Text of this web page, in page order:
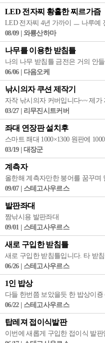
LED 전자찌 황홀한 찌르가즘
LED 전자찌 4년 가까이 ㅡ 나루예
08/09 | 와룡산하마
나무를 이용한 받침틀
나의 나무 받침틀 금전은 거의 안
06/06 | 다음오케
낚시의자 쿠션 제작기
자작 낚시의자 커버입니다~~ 제
03/27 | 리무진시트커버
좌대 연장판 설치후
스마트 좨대 1000×1300 원판에
03/19 | 대장군
계측자
올한해 계측자만한 붕어를 꿈꾸며
09/07 | 스테고사우르스
발판좌대
짬낚시용 발판좌대
09/01 | 스테고사우르스
새로 구입한 받침틀
새로 구입한 받침틀입니다. 타 받
06/26 | 스테고사우르스
1인 밥상
다들 한번쯤 보았을듯 한 밥상이
06/22 | 스테고사우르스
탑레져 접이식발판
이번에 새롭게 구입한 접이식 발